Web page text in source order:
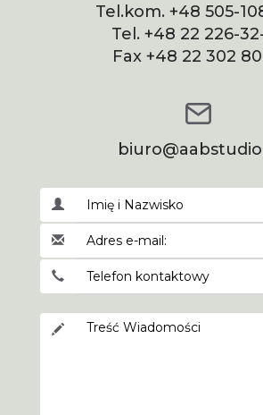
Tel.kom. +48 505-
Tel. +48 22 226-
Fax +48 22 302